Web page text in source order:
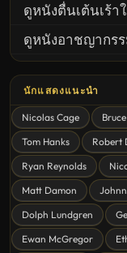
ดูหนังตื่นเต้นเร้า
ดูหนังอาชญากร
ดูหนังสยองขวัญ
ดูหนังโรแมนติก
หนังชีวิต
ดูหนังแฟนตาซี
ดูหนังลึกลับ
ดูหนังอนิเมชั่น
นักแสดงแนะนำ
Nicolas Cage
Tom Hanks
Robert
Ryan Reynolds
Matt Damon
Dolph Lundgren
Ewan McGregor